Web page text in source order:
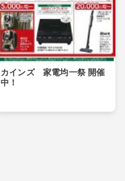
カインズ 家電均一祭 開催
中！